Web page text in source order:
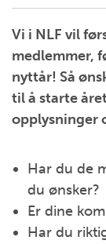
Vi i NLF vil
medlemmer,
nyttår! Så
til å starte
opplysninger
Har du de
du ønsker?
Er dine
Har du